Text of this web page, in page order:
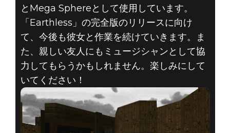
とMega Sphereとして使用しています。
「Earthless」の完全版のリリースに向け
て、今後も彼女と作業を続けていきます。ま
た、親しい友人にもミュージシャンとして協
力してもらうかもしれません。楽しみにして
いてください！